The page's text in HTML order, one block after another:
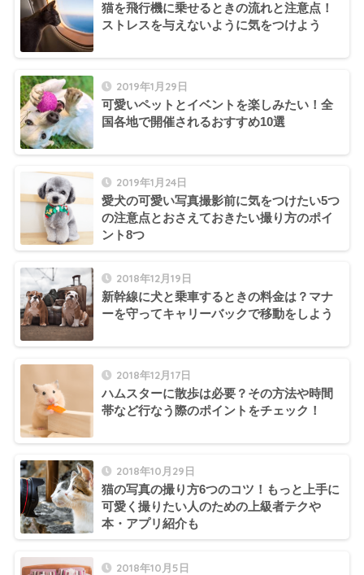
猫を飛行機に乗せるときの流れと注意点！
ストレスを与えないように気をつけよう
2019年1月29日
可愛いペットとイベントを楽しみたい！全
国各地で開催されるおすすめ10選
2019年1月24日
愛犬の可愛い写真撮影前に気をつけたい5つ
の注意点とおさえておきたい撮り方のポイ
ント8つ
2018年12月19日
新幹線に犬と乗車するときの料金は？マナ
ーを守ってキャリーバックで移動をしよう
2018年12月17日
ハムスターに散歩は必要？その方法や時間
帯など行なう際のポイントをチェック！
2018年10月29日
猫の写真の撮り方6つのコツ！もっと上手に
可愛く撮りたい人のための上級者テクや
本・アプリ紹介も
2018年10月5日